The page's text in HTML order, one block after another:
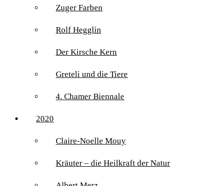
Zuger Farben
Rolf Hegglin
Der Kirsche Kern
Greteli und die Tiere
4. Chamer Biennale
2020
Claire-Noelle Mouy
Kräuter – die Heilkraft der Natur